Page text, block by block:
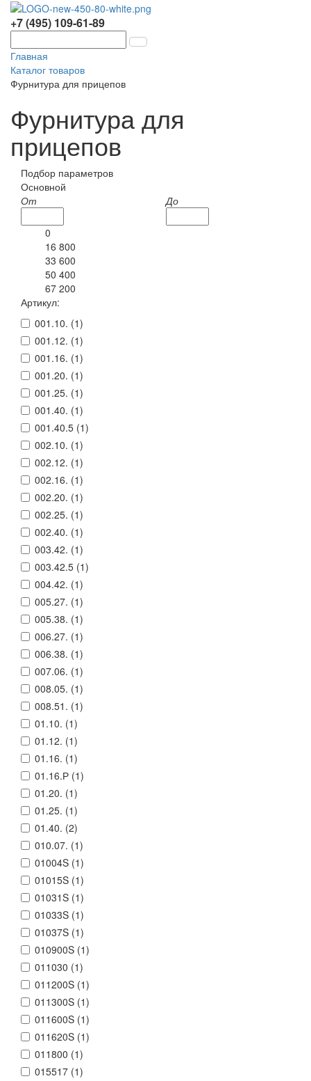
+7 (495) 109-61-89
Главная
Каталог товаров
Фурнитура для прицепов
Фурнитура для
прицепов
Подбор параметров
Основной
От
До
0
16 800
33 600
50 400
67 200
Артикул:
001.10. (1)
001.12. (1)
001.16. (1)
001.20. (1)
001.25. (1)
001.40. (1)
001.40.5 (1)
002.10. (1)
002.12. (1)
002.16. (1)
002.20. (1)
002.25. (1)
002.40. (1)
003.42. (1)
003.42.5 (1)
004.42. (1)
005.27. (1)
005.38. (1)
006.27. (1)
006.38. (1)
007.06. (1)
008.05. (1)
008.51. (1)
01.10. (1)
01.12. (1)
01.16. (1)
01.16.Р (1)
01.20. (1)
01.25. (1)
01.40. (2)
010.07. (1)
01004S (1)
01015S (1)
01031S (1)
01033S (1)
01037S (1)
010900S (1)
011030 (1)
011200S (1)
011300S (1)
011600S (1)
011620S (1)
011800 (1)
015517 (1)